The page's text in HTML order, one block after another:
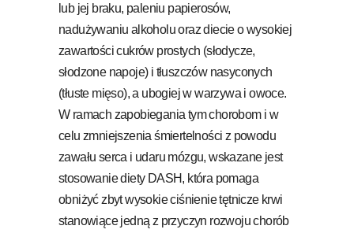
lub jej braku, paleniu papierosów,
nadużywaniu alkoholu oraz diecie o wysokiej
zawartości cukrów prostych (słodycze,
słodzone napoje) i tłuszczów nasyconych
(tłuste mięso), a ubogiej w warzywa i owoce.
W ramach zapobiegania tym chorobom i w
celu zmniejszenia śmiertelności z powodu
zawału serca i udaru mózgu, wskazane jest
stosowanie diety DASH, która pomaga
obniżyć zbyt wysokie ciśnienie tętnicze krwi
stanowiące jedną z przyczyn rozwoju chorób